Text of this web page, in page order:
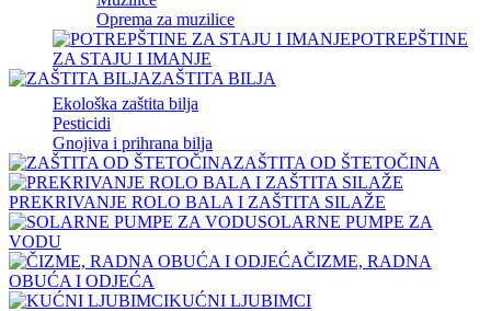
Oprema za muzilice
POTREPŠTINE
ZA STAJU I IMANJE
ZAŠTITA BILJA
Ekološka zaštita bilja
Pesticidi
Gnojiva i prihrana bilja
ZAŠTITA OD ŠTETOČINA
PREKRIVANJE ROLO BALA I ZAŠTITA SILAŽE
SOLARNE PUMPE ZA
VODU
ČIZME, RADNA
OBUĆA I ODJEĆA
KUĆNI LJUBIMCI